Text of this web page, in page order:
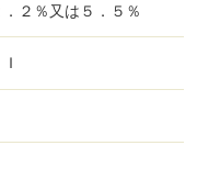
２％又は５．５％